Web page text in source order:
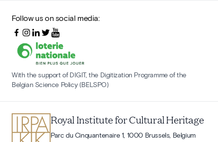
Follow us on social media:
With the support of DIGIT, the Digitization Programme of the
Belgian Science Policy (BELSPO)
Royal Institute for Cultural Heritage
Parc du Cinquantenaire 1, 1000 Brussels, Belgium